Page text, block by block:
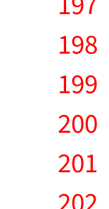
198
199
200
201